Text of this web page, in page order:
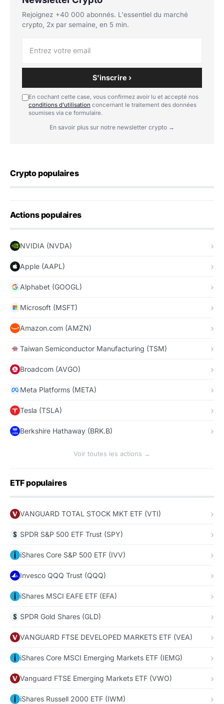
Rejoignez +40 000 abonnés. L'essentiel du marché
crypto, 2x par semaine, en 5 min.
S'inscrire ›
En cochant cette case, vous confirmez avoir lu et accepté nos
conditions d'utilisation concernant le traitement des données
soumises via ce formulaire.
En savoir plus sur notre newsletter crypto →
Crypto populaires
Actions populaires
NVIDIA (NVDA)
Apple (AAPL)
Alphabet (GOOGL)
Microsoft (MSFT)
Amazon.com (AMZN)
Taiwan Semiconductor Manufacturing (TSM)
Broadcom (AVGO)
Meta Platforms (META)
Tesla (TSLA)
Berkshire Hathaway (BRK.B)
Voir toutes les actions →
ETF populaires
VANGUARD TOTAL STOCK MKT ETF (VTI)
SPDR S&P 500 ETF Trust (SPY)
iShares Core S&P 500 ETF (IVV)
Invesco QQQ Trust (QQQ)
iShares MSCI EAFE ETF (EFA)
SPDR Gold Shares (GLD)
VANGUARD FTSE DEVELOPED MARKETS ETF (VEA)
iShares Core MSCI Emerging Markets ETF (IEMG)
Vanguard FTSE Emerging Markets ETF (VWO)
iShares Russell 2000 ETF (IWM)